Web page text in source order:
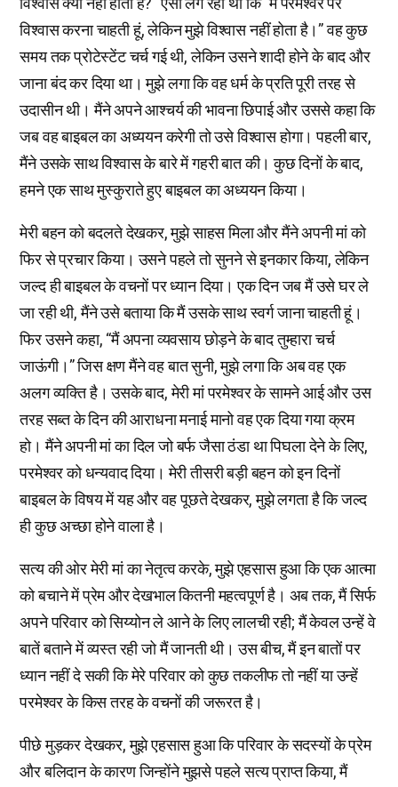
विश्वास करना चाहती हूं, लेकिन मुझे विश्वास नहीं होता है।” वह कुछ
समय तक प्रोटेस्टेंट चर्च गई थी, लेकिन उसने शादी होने के बाद और
जाना बंद कर दिया था। मुझे लगा कि वह धर्म के प्रति पूरी तरह से
उदासीन थी। मैंने अपने आश्चर्य की भावना छिपाई और उससे कहा कि
जब वह बाइबल का अध्ययन करेगी तो उसे विश्वास होगा। पहली बार,
मैंने उसके साथ विश्वास के बारे में गहरी बात की। कुछ दिनों के बाद,
हमने एक साथ मुस्कुराते हुए बाइबल का अध्ययन किया।
मेरी बहन को बदलते देखकर, मुझे साहस मिला और मैंने अपनी मां को
फिर से प्रचार किया। उसने पहले तो सुनने से इनकार किया, लेकिन
जल्द ही बाइबल के वचनों पर ध्यान दिया। एक दिन जब मैं उसे घर ले
जा रही थी, मैंने उसे बताया कि मैं उसके साथ स्वर्ग जाना चाहती हूं।
फिर उसने कहा, “मैं अपना व्यवसाय छोड़ने के बाद तुम्हारा चर्च
जाऊंगी।” जिस क्षण मैंने वह बात सुनी, मुझे लगा कि अब वह एक
अलग व्यक्ति है। उसके बाद, मेरी मां परमेश्वर के सामने आई और उस
तरह सब्त के दिन की आराधना मनाई मानो वह एक दिया गया क्रम
हो। मैंने अपनी मां का दिल जो बर्फ जैसा ठंडा था पिघला देने के लिए,
परमेश्वर को धन्यवाद दिया। मेरी तीसरी बड़ी बहन को इन दिनों
बाइबल के विषय में यह और वह पूछते देखकर, मुझे लगता है कि जल्द
ही कुछ अच्छा होने वाला है।
सत्य की ओर मेरी मां का नेतृत्व करके, मुझे एहसास हुआ कि एक आत्मा
को बचाने में प्रेम और देखभाल कितनी महत्वपूर्ण है। अब तक, मैं सिर्फ
अपने परिवार को सिय्योन ले आने के लिए लालची रही; मैं केवल उन्हें वे
बातें बताने में व्यस्त रही जो मैं जानती थी। उस बीच, मैं इन बातों पर
ध्यान नहीं दे सकी कि मेरे परिवार को कुछ तकलीफ तो नहीं या उन्हें
परमेश्वर के किस तरह के वचनों की जरूरत है।
पीछे मुड़कर देखकर, मुझे एहसास हुआ कि परिवार के सदस्यों के प्रेम
और बलिदान के कारण जिन्होंने मुझसे पहले सत्य प्राप्त किया, मैं